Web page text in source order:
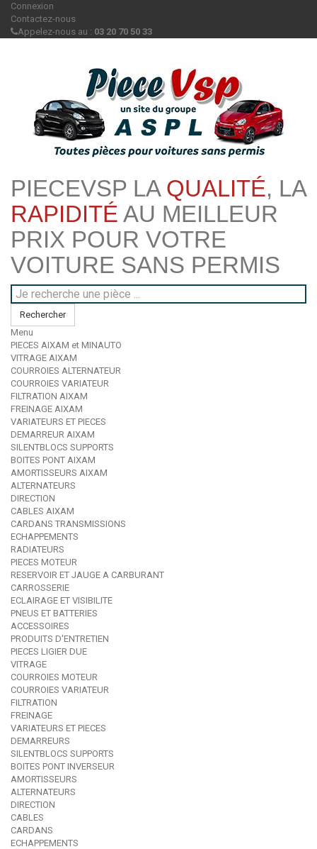
Connexion
Contactez-nous
Appelez-nous au : 03 20 70 50 33
PIECEVSP LA QUALITÉ, LA
RAPIDITÉ AU MEILLEUR
PRIX POUR VOTRE
VOITURE SANS PERMIS
Rechercher
Menu
PIECES AIXAM et MINAUTO
VITRAGE AIXAM
COURROIES ALTERNATEUR
COURROIES VARIATEUR
FILTRATION AIXAM
FREINAGE AIXAM
VARIATEURS ET PIECES
DEMARREUR AIXAM
SILENTBLOCS SUPPORTS
BOITES PONT AIXAM
AMORTISSEURS AIXAM
ALTERNATEURS
DIRECTION
CABLES AIXAM
CARDANS TRANSMISSIONS
ECHAPPEMENTS
RADIATEURS
PIECES MOTEUR
RESERVOIR ET JAUGE A CARBURANT
CARROSSERIE
ECLAIRAGE ET VISIBILITE
PNEUS ET BATTERIES
ACCESSOIRES
PRODUITS D'ENTRETIEN
PIECES LIGIER DUE
VITRAGE
COURROIES MOTEUR
COURROIES VARIATEUR
FILTRATION
FREINAGE
VARIATEURS ET PIECES
DEMARREURS
SILENTBLOCS SUPPORTS
BOITES PONT INVERSEUR
AMORTISSEURS
ALTERNATEURS
DIRECTION
CABLES
CARDANS
ECHAPPEMENTS